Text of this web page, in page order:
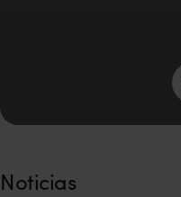
Noticias